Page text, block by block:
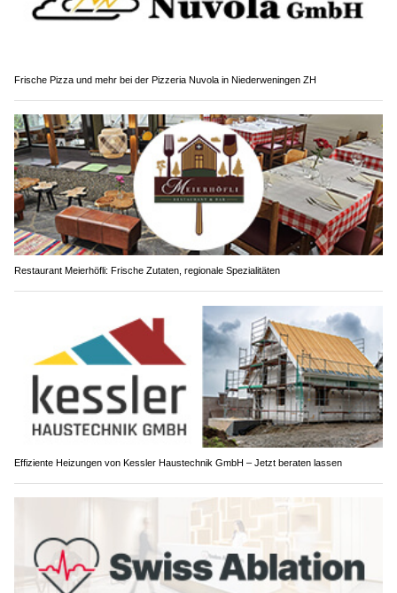
Frische Pizza und mehr bei der Pizzeria Nuvola in Niederweningen ZH
Restaurant Meierhöfli: Frische Zutaten, regionale Spezialitäten
Effiziente Heizungen von Kessler Haustechnik GmbH – Jetzt beraten lassen